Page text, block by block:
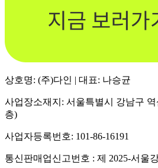
상호명: (주)다인 | 대표: 나승균
사업장소재지: 서울특별시 강남구
층)
사업자등록번호: 101-86-16191
통신판매업신고번호 : 제 2025-서울